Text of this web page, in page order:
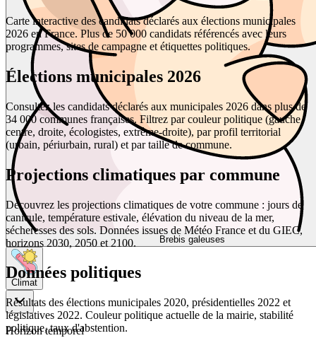
Brebis galeuses
Climat
Horizon temporel
Carte interactive des candidats déclarés aux élections municipales
2026 en France. Plus de 50 000 candidats référencés avec leurs
programmes, sites de campagne et étiquettes politiques.
Élections municipales 2026
Consultez les candidats déclarés aux municipales 2026 dans plus de
34 000 communes françaises. Filtrez par couleur politique (gauche,
centre, droite, écologistes, extrême-droite), par profil territorial
(urbain, périurbain, rural) et par taille de commune.
Projections climatiques par commune
Découvrez les projections climatiques de votre commune : jours de
canicule, température estivale, élévation du niveau de la mer,
sécheresses des sols. Données issues de Météo France et du GIEC,
horizons 2030, 2050 et 2100.
Données politiques
Résultats des élections municipales 2020, présidentielles 2022 et
législatives 2022. Couleur politique actuelle de la mairie, stabilité
politique, taux d'abstention.